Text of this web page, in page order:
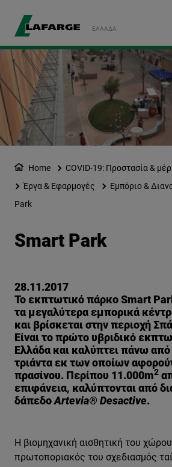
ΕΛΛΆΔΑ
Home
COVID-19: Προστασία &
Έργα & Εφαρμογές
Εμπόριο &
Park
Smart Park
28.11.2017
Το εκπτωτικό πάρκο Smart
τα μεγαλύτερα εμπορικά
και βρίσκεται στην περιοχή
Είναι το πρώτο υβριδικό
Ελλάδα και καλύπτει πάνω
τριάντα εκ των οποίων
πρασίνου. Περίπου 11.000m2
επιφάνεια, καλύπτονται από
δάπεδοArtevia® Desactive.
Η βιομηχανική αισθητική του
πρωτοποριακός του σχεδιασμός